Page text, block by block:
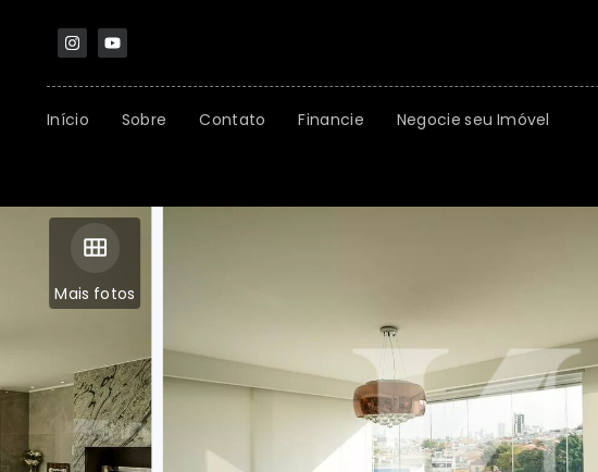
Início Sobre Contato Financie Negocie seu Imóvel
Mais fotos